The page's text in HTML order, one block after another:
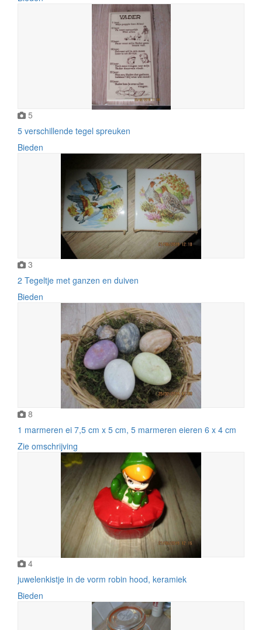
5
5 verschillende tegel spreuken
Bieden
3
2 Tegeltje met ganzen en duiven
Bieden
8
1 marmeren ei 7,5 cm x 5 cm, 5 marmeren eieren 6 x 4 cm
Zie omschrijving
4
juwelenkistje in de vorm robin hood, keramiek
Bieden